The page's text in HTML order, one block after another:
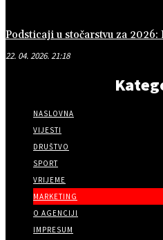
Podsticaji u stočarstvu za 2026:
22. 04. 2026. 21:18
NASLOVNA
VIJESTI
DRUŠTVO
SPORT
VRIJEME
MARKETING
O AGENCIJI
IMPRESUM